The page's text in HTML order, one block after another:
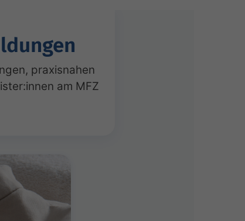
praxisnahen
am MFZ